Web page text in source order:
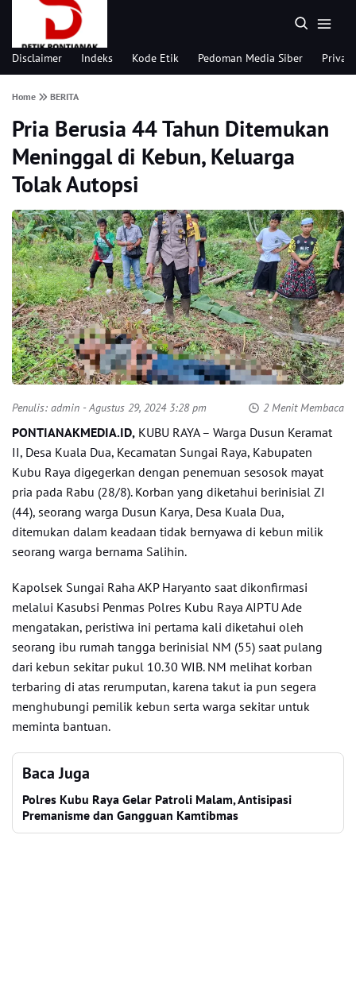
Disclaimer Indeks Kode Etik Pedoman Media Siber
Home BERITA
Pria Berusia 44 Tahun Ditemukan
Meninggal di Kebun, Keluarga
Tolak Autopsi
Penulis: admin - Agustus 29, 2024 3:28 pm 2 Menit Membaca
PONTIANAKMEDIA.ID, KUBU RAYA – Warga Dusun Keramat
II, Desa Kuala Dua, Kecamatan Sungai Raya, Kabupaten
Kubu Raya digegerkan dengan penemuan sesosok mayat
pria pada Rabu (28/8). Korban yang diketahui berinisial ZI
(44), seorang warga Dusun Karya, Desa Kuala Dua,
ditemukan dalam keadaan tidak bernyawa di kebun milik
seorang warga bernama Salihin.
Kapolsek Sungai Raha AKP Haryanto saat dikonfirmasi
melalui Kasubsi Penmas Polres Kubu Raya AIPTU Ade
mengatakan, peristiwa ini pertama kali diketahui oleh
seorang ibu rumah tangga berinisial NM (55) saat pulang
dari kebun sekitar pukul 10.30 WIB. NM melihat korban
terbaring di atas rerumputan, karena takut ia pun segera
menghubungi pemilik kebun serta warga sekitar untuk
meminta bantuan.
Baca Juga
Polres Kubu Raya Gelar Patroli Malam, Antisipasi
Premanisme dan Gangguan Kamtibmas